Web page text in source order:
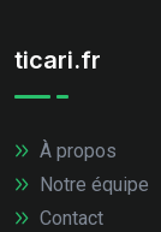
ticari.fr
À propos
Notre équipe
Contact